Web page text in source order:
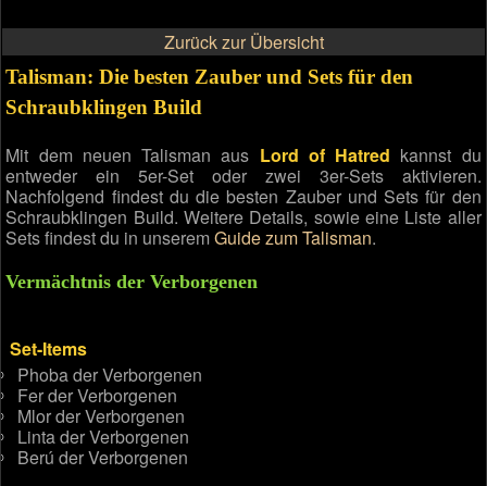
Zurück zur Übersicht
Talisman: Die besten Zauber und Sets für den
Schraubklingen Build
Mit dem neuen Talisman aus Lord of Hatred kannst du
entweder ein 5er-Set oder zwei 3er-Sets aktivieren.
Nachfolgend findest du die besten Zauber und Sets für den
Schraubklingen Build. Weitere Details, sowie eine Liste aller
Sets findest du in unseremGuide zum Talisman.
Vermächtnis der Verborgenen
Set-Items
Phoba der Verborgenen
Fer der Verborgenen
Mlor der Verborgenen
Linta der Verborgenen
Berú der Verborgenen